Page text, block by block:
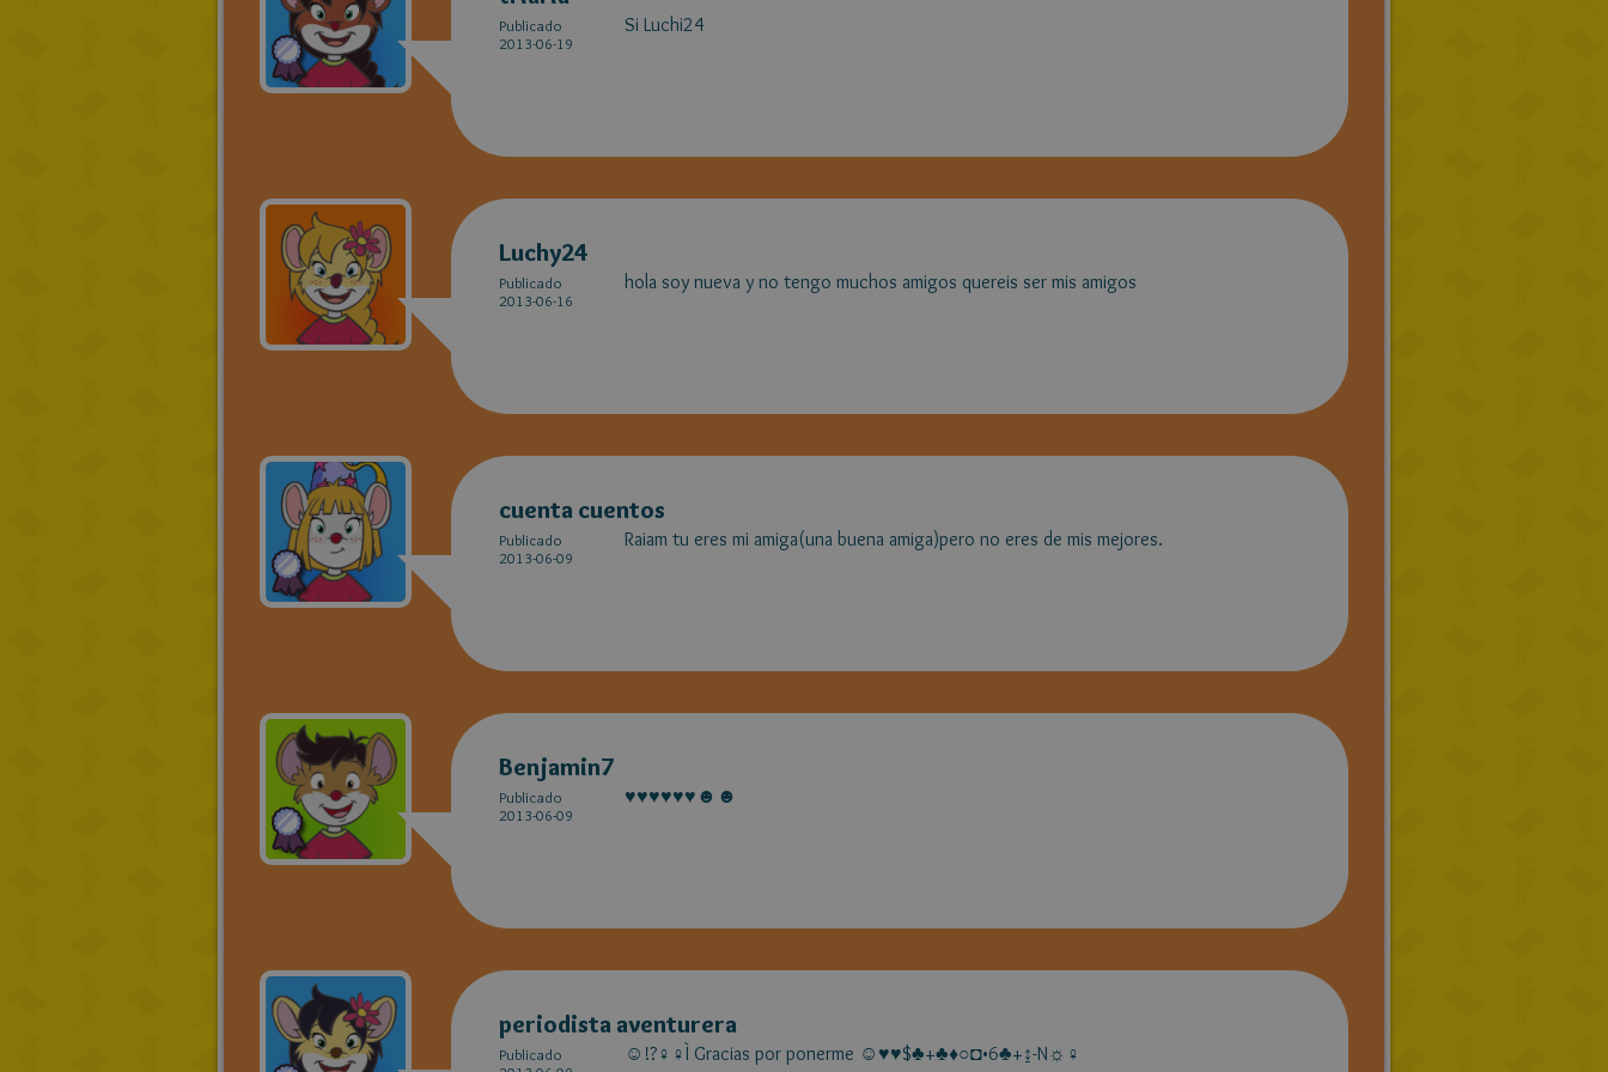
Publicado
2013-06-19
Si Luchi24
Luchy24
Publicado
2013-06-16
hola soy nueva y no tengo muchos amigos quereis ser mis amigos
cuenta cuentos
Publicado
2013-06-09
Raiam tu eres mi amiga(una buena amiga)pero no eres de mis mejores.
Benjamin7
Publicado
2013-06-09
♥♥♥♥♥♥☻☻
periodista aventurera
Publicado
☺!?♀♀Ì Gracias por ponerme ☺♥♥$♣+♣♦○◘•6♣+↨-N☼♀